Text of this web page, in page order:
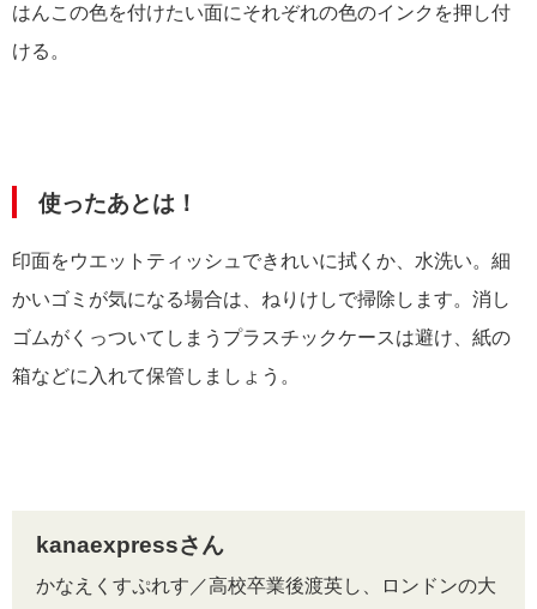
はんこの色を付けたい面にそれぞれの色のインクを押し付
ける。
使ったあとは！
印面をウエットティッシュできれいに拭くか、水洗い。細
かいゴミが気になる場合は、ねりけしで掃除します。消し
ゴムがくっついてしまうプラスチックケースは避け、紙の
箱などに入れて保管しましょう。
kanaexpressさん
かなえくすぷれす／高校卒業後渡英し、ロンドンの大